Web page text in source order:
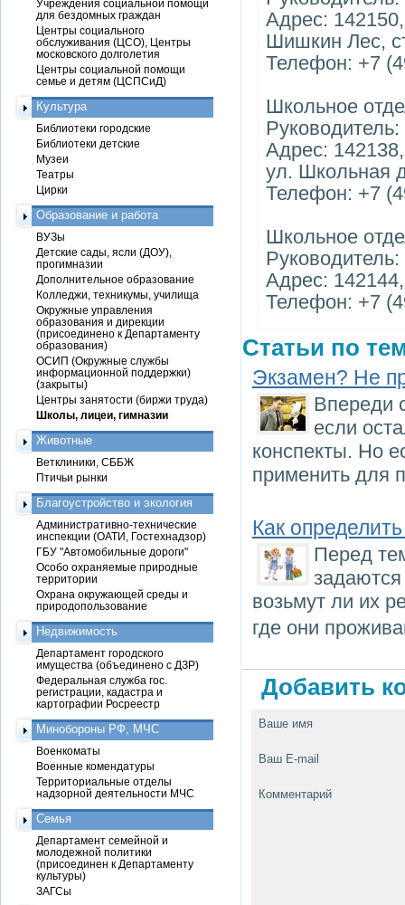
Адрес:
Шишкин Лес,
Телефон: +7
Школьное
Адрес:
ул. Школьная
Телефон: +7
Школьное
Адрес:
Телефон: +7
Статьи по
Экзамен? Не
Впереди
если
конспекты. Но
применить для
Как
Перед
возьмут ли их
где они
Добавить
Ваше имя
Ваш E-mail
Комментарий
Учреждения социальной помощи
для бездомных граждан
Центры социального
обслуживания (ЦСО), Центры
московского долголетия
Центры социальной помощи
семье и детям (ЦСПСиД)
Культура
Библиотеки городские
Библиотеки детские
Музеи
Театры
Цирки
Образование и работа
ВУЗы
Детские сады, ясли (ДОУ),
прогимназии
Дополнительное образование
Колледжи, техникумы, училища
Окружные управления
образования и дирекции
(присоединено к Департаменту
образования)
ОСИП (Окружные службы
информационной поддержки)
(закрыты)
Центры занятости (биржи труда)
Школы, лицеи, гимназии
Животные
Ветклиники, СББЖ
Птичьи рынки
Благоустройство и экология
Административно-технические
инспекции (ОАТИ, Гостехнадзор)
ГБУ "Автомобильные дороги"
Особо охраняемые природные
территории
Охрана окружающей среды и
природопользование
Недвижимость
Департамент городского
имущества (объединено с ДЗР)
Федеральная служба гос.
регистрации, кадастра и
картографии Росреестр
Минобороны РФ, МЧС
Военкоматы
Военные комендатуры
Территориальные отделы
надзорной деятельности МЧС
Семья
Департамент семейной и
молодежной политики
(присоединен к Департаменту
культуры)
ЗАГСы